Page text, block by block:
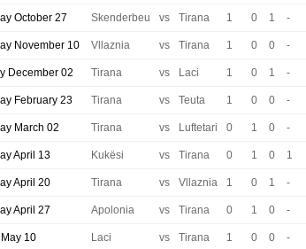
October 27 Skenderbeu vs Tirana 1 0 1 -
November 10 Vllaznia vs Tirana 1 0 0 -
December 02 Tirana vs Laci 1 0 1 -
February 23 Tirana vs Teuta 1 0 0 -
March 02 Tirana vs Luftetari 0 1 0 -
April 13 Kukësi vs Tirana 0 1 0 1
April 20 Tirana vs Vllaznia 1 0 1 -
April 27 Apolonia vs Tirana 0 1 0 -
10 Laci vs Tirana 1 0 0 -